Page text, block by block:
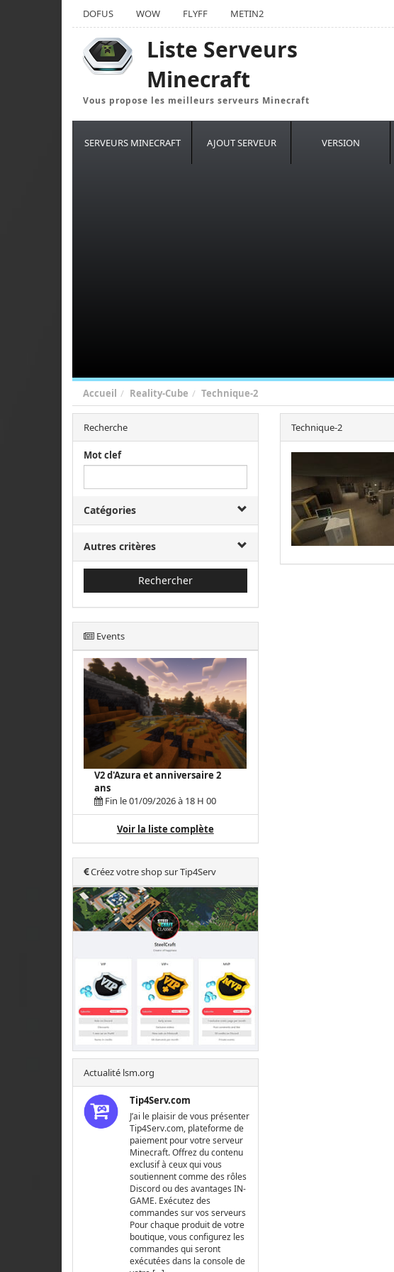
DOFUS WOW FLYFF METIN2
Liste Serveurs
Minecraft
Vous propose les meilleurs serveurs Minecraft
SERVEURS MINECRAFT AJOUT SERVEUR VERSION
Accueil Reality-Cube Technique-2
Recherche
Mot clef
Catégories
Autres critères
Rechercher
Events
V2 d'Azura et anniversaire 2
ans
Fin le 01/09/2026 à 18 H 00
Voir la liste complète
Créez votre shop sur Tip4Serv
Actualité lsm.org
Tip4Serv.com
J’ai le plaisir de vous présenter
Tip4Serv.com, plateforme de
paiement pour votre serveur
Minecraft. Offrez du contenu
exclusif à ceux qui vous
soutiennent comme des rôles
Discord ou des avantages IN-
GAME. Exécutez des
commandes sur vos serveurs
Pour chaque produit de votre
boutique, vous configurez les
commandes qui seront
exécutées dans la console de
Technique-2